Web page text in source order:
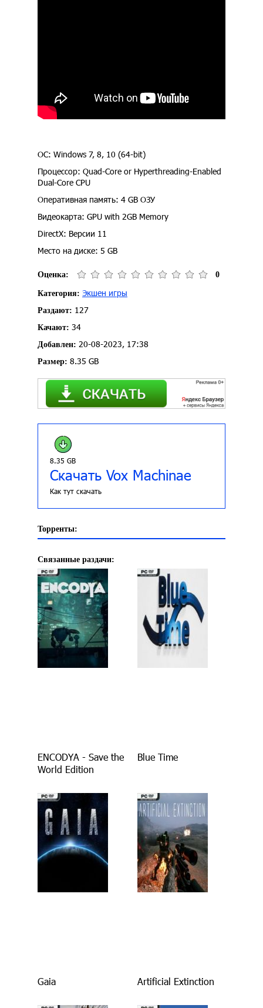
ОС: Windows 7, 8, 10 (64-bit)
Процессор: Quad-Core or Hyperthreading-Enabled
Dual-Core CPU
Оперативная память: 4 GB ОЗУ
Видеокарта: GPU with 2GB Memory
DirectX: Версии 11
Место на диске: 5 GB
Оценка: 0
Категория: Экшен игры
Раздают: 127
Качают: 34
Добавлен: 20-08-2023, 17:38
Размер: 8.35 GB
8.35 GB
Скачать Vox Machinae
Как тут скачать
Торренты:
Связанные раздачи:
ENCODYA - Save the
World Edition
Blue Time
Gaia Artificial Extinction